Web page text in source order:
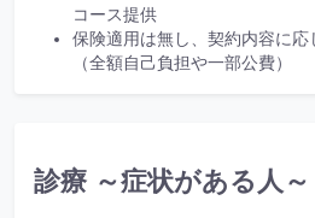
コース提供
保険適用は無し、契約内容に応
（全額自己負担や一部公費）
診療 ～症状がある人～